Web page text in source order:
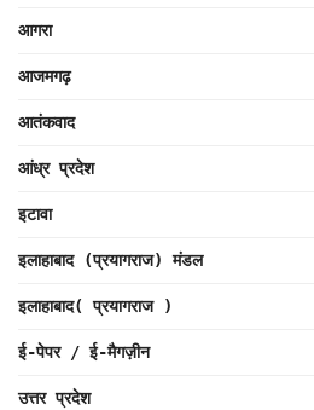
आगरा
आजमगढ़
आतंकवाद
आंध्र प्रदेश
इटावा
इलाहाबाद (प्रयागराज) मंडल
इलाहाबाद( प्रयागराज )
ई-पेपर / ई-मैगज़ीन
उत्तर प्रदेश